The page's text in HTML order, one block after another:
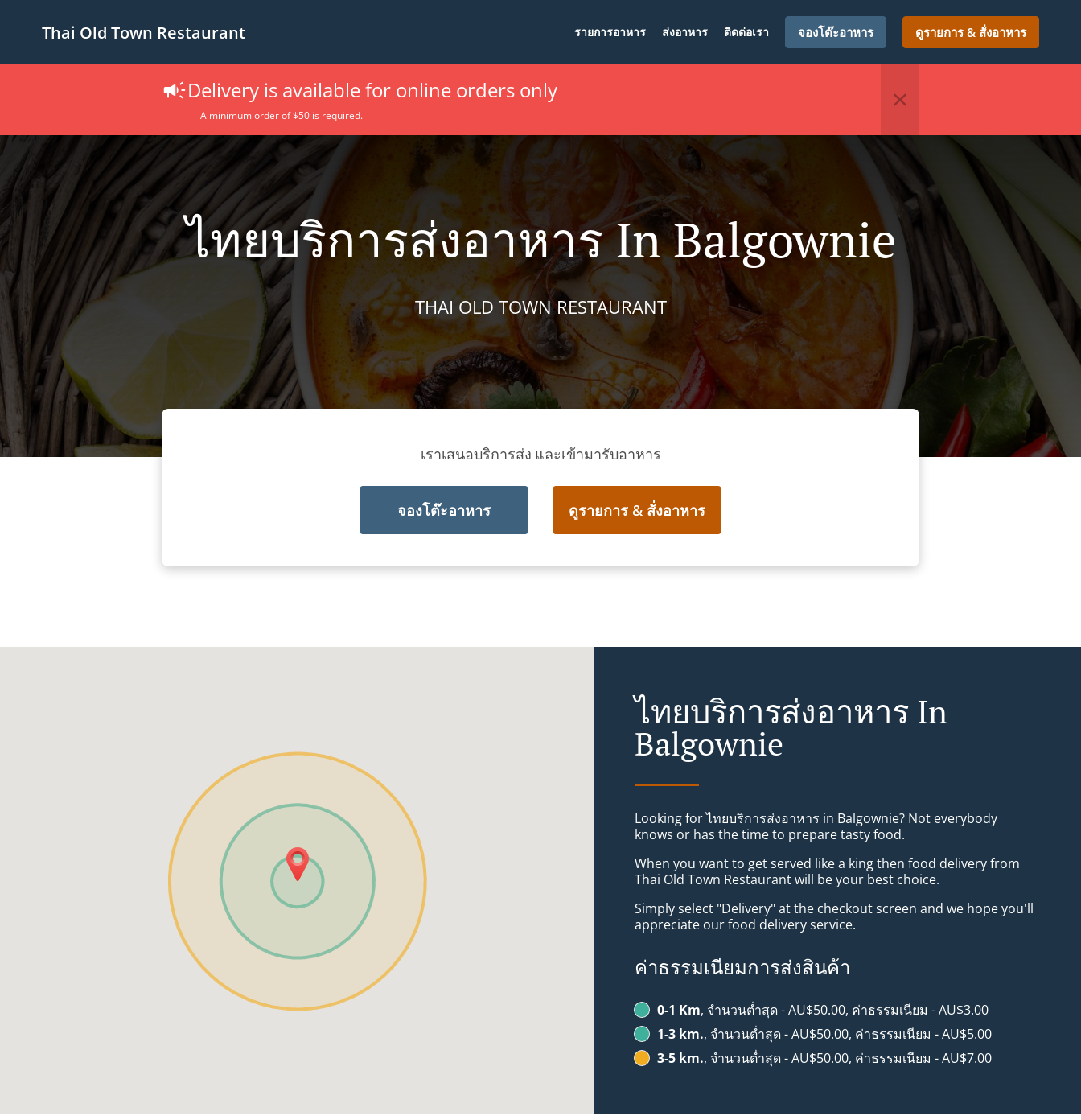
Thai Old Town Restaurant รายการอาหาร ส่งอาหาร ติดต่อเรา จองโต๊ะอาหาร ดูรายการ & สั่งอาหาร
Delivery is available for online orders only
A minimum order of $50 is required.
ไทยบริการส่งอาหาร In Balgownie
THAI OLD TOWN RESTAURANT
เราเสนอบริการส่ง และเข้ามารับอาหาร
จองโต๊ะอาหาร ดูรายการ & สั่งอาหาร
ไทยบริการส่งอาหาร In
Balgownie
Looking for ไทยบริการส่งอาหาร in Balgownie? Not everybody
knows or has the time to prepare tasty food.
When you want to get served like a king then food delivery from
Thai Old Town Restaurant will be your best choice.
Simply select "Delivery" at the checkout screen and we hope you'll
appreciate our food delivery service.
ค่าธรรมเนียมการส่งสินค้า
0-1 Km, จำนวนต่ำสุด - AU$50.00, ค่าธรรมเนียม - AU$3.00
1-3 km., จำนวนต่ำสุด - AU$50.00, ค่าธรรมเนียม - AU$5.00
3-5 km., จำนวนต่ำสุด - AU$50.00, ค่าธรรมเนียม - AU$7.00